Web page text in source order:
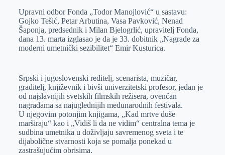
e
r
I
n
s
A
p
a
i
l
Upravni odbor Fonda „Todor Manojlović“ u sastavu:
Gojko Tešić, Petar Arbutina, Vasa Pavković, Nenad
Šaponja, predsednik i Milan Bjelogrlić, upravitelj Fonda,
dana 13. marta izglasao je da je 33. dobitnik „Nagrade za
moderni umetnički sezibilitet“ Emir Kusturica.
Srpski i jugoslovenski reditelj, scenarista, muzičar,
graditelj, književnik i bivši univerzitetski profesor, jedan je
od najslavnijih svetskih filmskih režisera, ovenčan
nagradama sa najuglednijih međunarodnih festivala.
U njegovim potonjim knjigama, „Kad mrtve duše
marširaju“ kao i „Vidiš li da ne vidim“ centralna tema je
sudbina umetnika u doživljaju savremenog sveta i te
dijabolične stvarnosti koja se pomalja ponekad u
zastrašujućim obrisima.